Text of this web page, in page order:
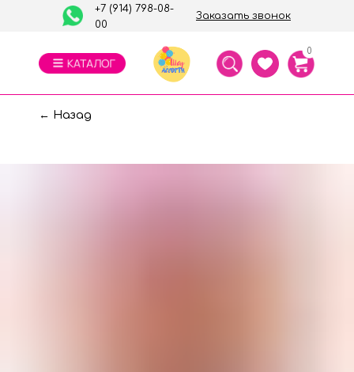
Заказать звонок
+7 (914) 798-08-
00
0
← Назад